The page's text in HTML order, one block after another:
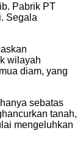
Pabrik PT
Segala
wilayah
diam, yang
sebatas
tanah,
mengeluhkan